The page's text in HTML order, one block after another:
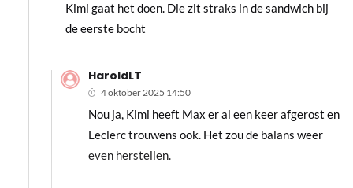
Kimi gaat het doen. Die zit straks in de sandwich bij
de eerste bocht
HaroldLT
4 oktober 2025 14:50
Nou ja, Kimi heeft Max er al een keer afgerost en
Leclerc trouwens ook. Het zou de balans weer
even herstellen.